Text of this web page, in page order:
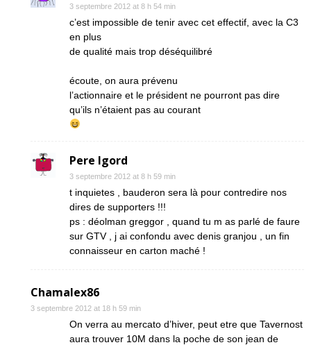
3 septembre 2012 at 8 h 54 min
c’est impossible de tenir avec cet effectif, avec la C3
en plus
de qualité mais trop déséquilibré
écoute, on aura prévenu
l’actionnaire et le président ne pourront pas dire
qu’ils n’étaient pas au courant
Pere Igord
3 septembre 2012 at 8 h 59 min
t inquietes , bauderon sera là pour contredire nos
dires de supporters !!!
ps : déolman greggor , quand tu m as parlé de faure
sur GTV , j ai confondu avec denis granjou , un fin
connaisseur en carton maché !
Chamalex86
3 septembre 2012 at 18 h 59 min
On verra au mercato d’hiver, peut etre que Tavernost
aura trouver 10M dans la poche de son jean de